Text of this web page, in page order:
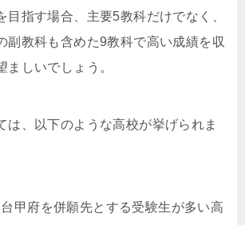
目指す場合、主要5教科だけでなく、
副教科も含めた9教科で高い成績を収
ましいでしょう。
は、以下のような高校が挙げられま
甲府を併願先とする受験生が多い高